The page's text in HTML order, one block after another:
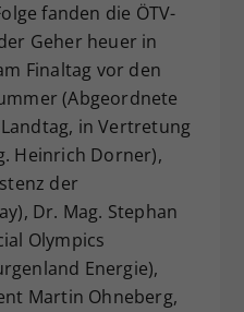
fanden die ÖTV-
Geher heuer in
Finaltag vor den
(Abgeordnete
in Vertretung
Heinrich Dorner),
der
Dr. Mag. Stephan
Olympics
Energie),
Martin Ohneberg,